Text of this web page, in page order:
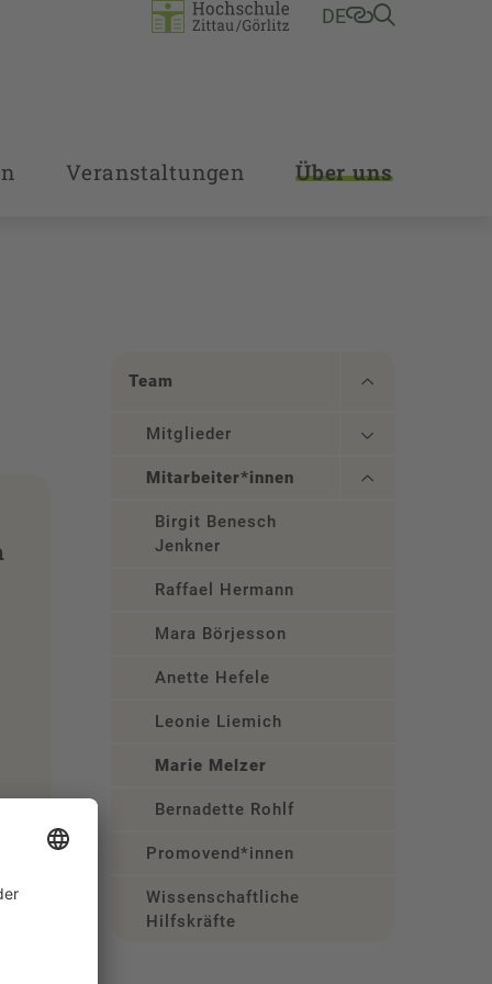
DE
Veranstaltungen Über uns
Team
Mitglieder
Mitarbeiter*innen
Birgit Benesch
Jenkner
Raffael Hermann
Mara Börjesson
Anette Hefele
Leonie Liemich
Marie Melzer
Bernadette Rohlf
Promovend*innen
Wissenschaftliche/Studentische
Hilfskräfte